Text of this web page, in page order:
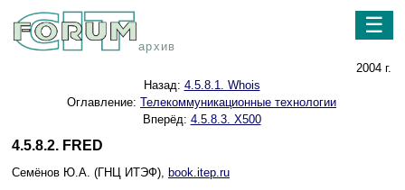
архив
☰
2004 г.
Назад: 4.5.8.1. Whois
Оглавление: Телекоммуникационные технологии
Вперёд: 4.5.8.3. X500
4.5.8.2. FRED
Семёнов Ю.А. (ГНЦ ИТЭФ), book.itep.ru